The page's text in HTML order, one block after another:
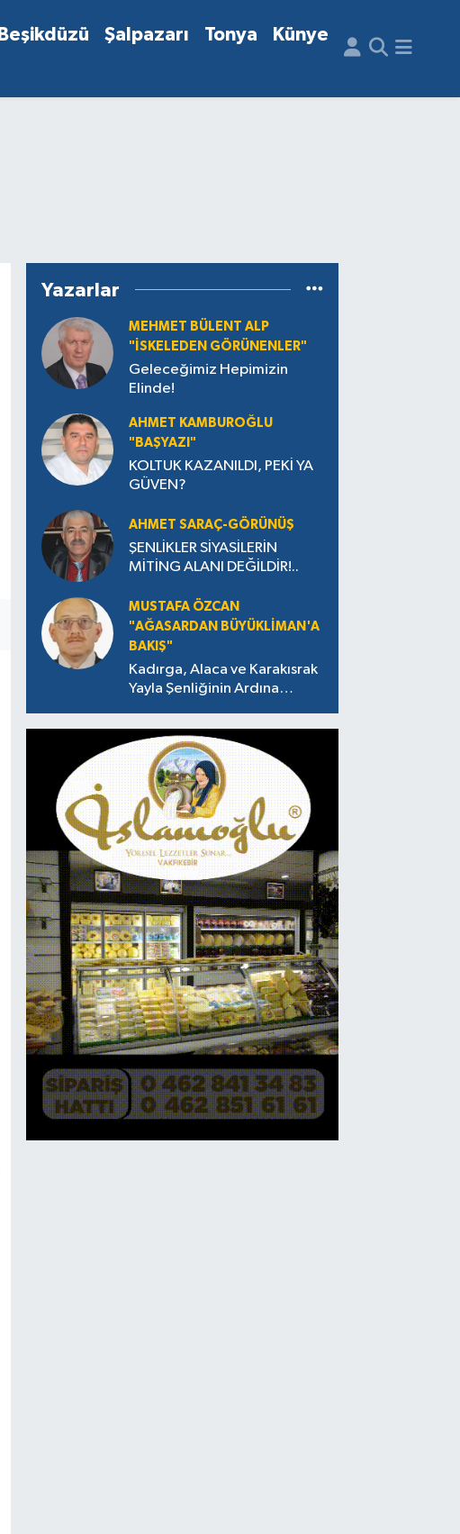
Beşikdüzü Şalpazarı Tonya Künye
Yazarlar
MEHMET BÜLENT ALP
"İSKELEDEN GÖRÜNENLER"
Geleceğimiz Hepimizin
Elinde!
AHMET KAMBUROĞLU
"BAŞYAZI"
KOLTUK KAZANILDI, PEKİ YA
GÜVEN?
AHMET SARAÇ-GÖRÜNÜŞ
ŞENLİKLER SİYASİLERİN
MİTİNG ALANI DEĞİLDİR!..
MUSTAFA ÖZCAN
"AĞASARDAN BÜYÜKLİMAN'A
BAKIŞ"
Kadırga, Alaca ve Karakısrak
Yayla Şenliğinin Ardına